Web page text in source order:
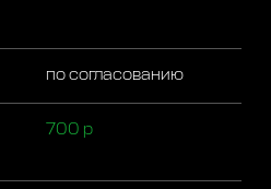
по согласованию
700 р